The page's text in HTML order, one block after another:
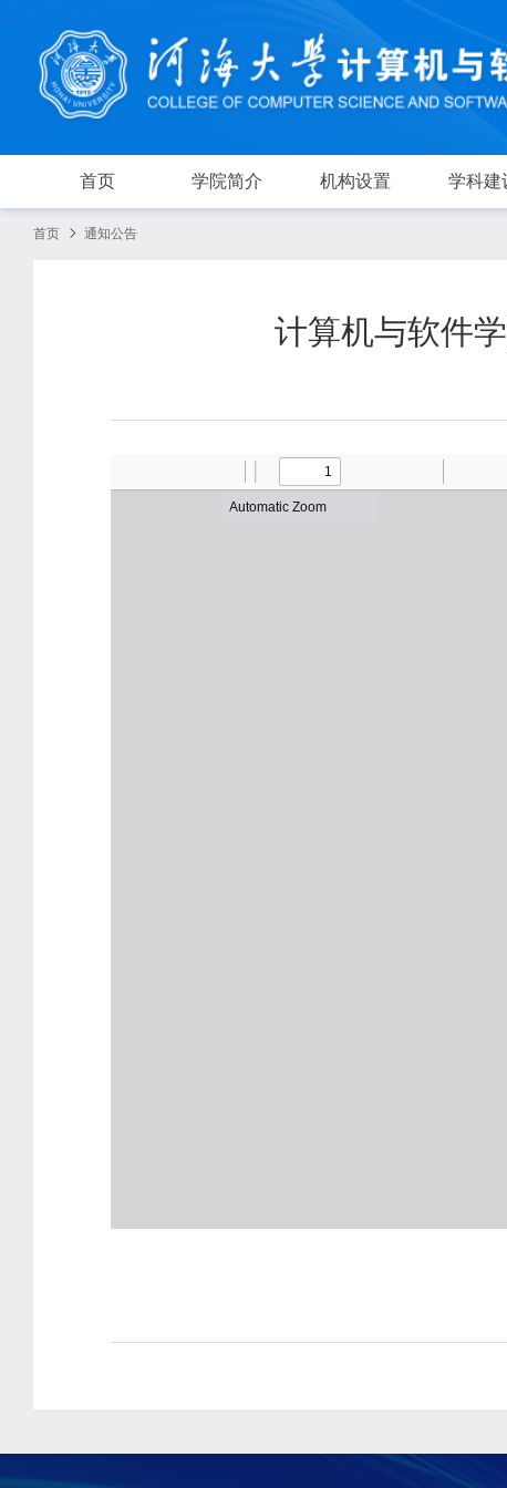
首页 学院简介 机构设置 学科建
首页 通知公告
计算机与软件